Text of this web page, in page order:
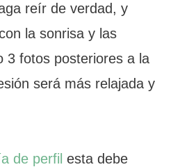
reír de verdad, y
la sonrisa y las
3 fotos posteriores a la
será más relajada y
de perfil esta debe